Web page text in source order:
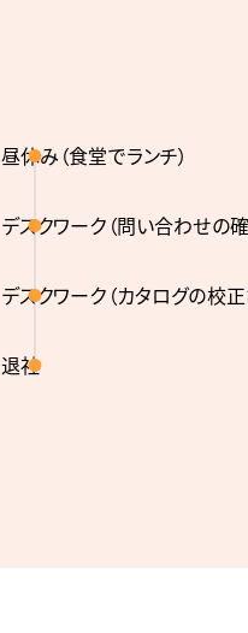
昼休み（食堂でランチ）
デスクワーク（問い合わせの
デスクワーク（カタログの校正
退社